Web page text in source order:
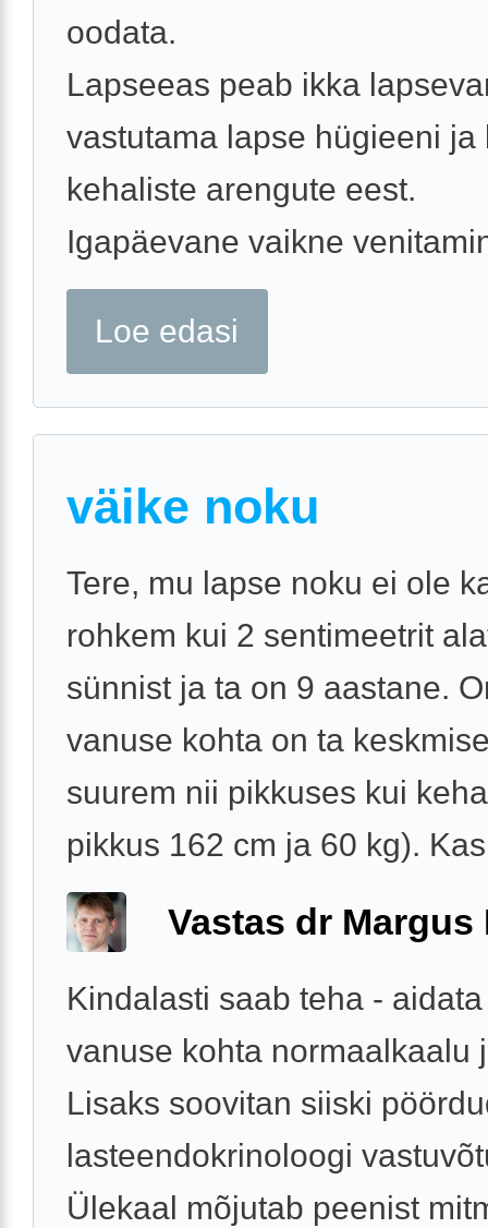
oodata.
Lapseeas peab ikka
vastutama lapse hügieeni ja
kehaliste arengute eest.
Igapäevane vaikne
Loe edasi
väike noku
Tere, mu lapse noku ei ole
rohkem kui 2 sentimeetrit
sünnist ja ta on 9 aastane.
vanuse kohta on ta
suurem nii pikkuses kui
pikkus 162 cm ja 60 kg).
Vastas dr Margus
Kindalasti saab teha -
vanuse kohta normaalkaalu
Lisaks soovitan siiski
lasteendokrinoloogi
Ülekaal mõjutab peenist